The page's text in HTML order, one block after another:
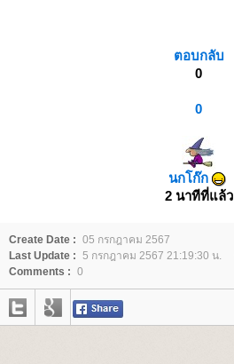
ตอบกลับ
0
0
นกโก๊ก
2 นาทีที่แล้ว
Create Date : 05 กรกฎาคม 2567
Last Update : 5 กรกฎาคม 2567 21:19:30 น.
Comments : 0